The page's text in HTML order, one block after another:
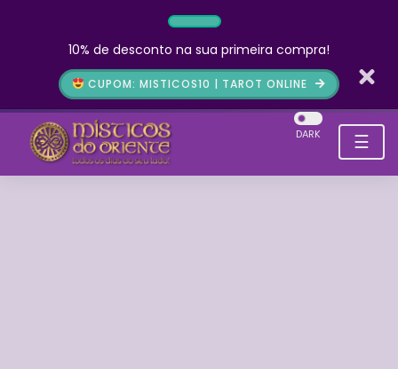
10% de desconto na sua primeira compra!
CUPOM: MISTICOS10 | TAROT ONLINE
☰
DARK